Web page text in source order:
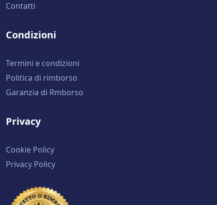
Contatti
Condizioni
Termini e condizioni
Politica di rimborso
Garanzia di Rmborso
Privacy
Cookie Policy
Privacy Policy